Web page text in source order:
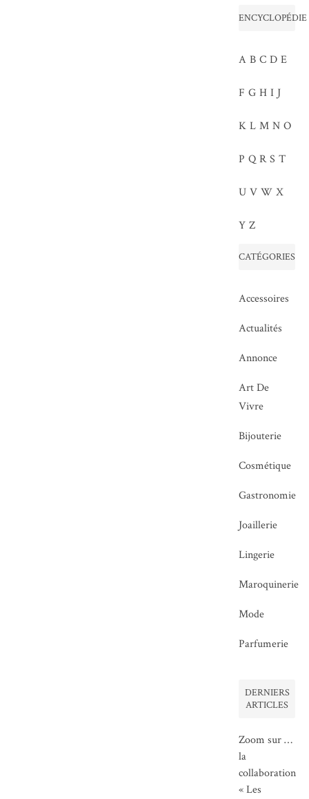
ENCYCLOPÉDIE
A B C D E
F G H I J
K L M N O
P Q R S T
U V W X
Y Z
CATÉGORIES
Accessoires
Actualités
Annonce
Art De
Vivre
Bijouterie
Cosmétique
Gastronomie
Joaillerie
Lingerie
Maroquinerie
Mode
Parfumerie
DERNIERS
ARTICLES
Zoom sur …
la
collaboration
« Les